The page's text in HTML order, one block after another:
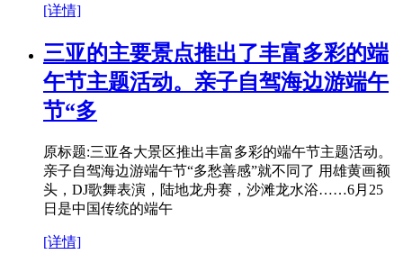
[详情]
三亚的主要景点推出了丰富多彩的端
午节主题活动。亲子自驾海边游端午
节“多
原标题:三亚各大景区推出丰富多彩的端午节主题活动。
亲子自驾海边游端午节“多愁善感”就不同了 用雄黄画额
头，DJ歌舞表演，陆地龙舟赛，沙滩龙水浴……6月25
日是中国传统的端午
[详情]